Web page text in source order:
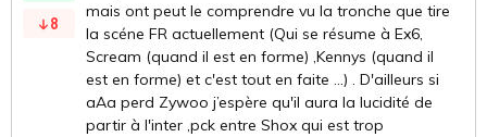
8
mais ont peut le comprendre vu la tronche que tire
la scéne FR actuellement (Qui se résume à Ex6,
Scream (quand il est en forme) ,Kennys (quand il
est en forme) et c'est tout en faite ...) . D'ailleurs si
aAa perd Zywoo j’espère qu'il aura la lucidité de
partir à l'inter ,pck entre Shox qui est trop